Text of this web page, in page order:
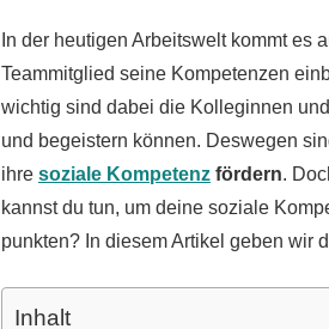
In der heutigen Arbeitswelt kommt es
Teammitglied seine Kompetenzen
wichtig sind dabei die Kolleginnen
und begeistern können. Deswegen
ihre soziale Kompetenz fördern.
kannst du tun, um deine soziale
punkten? In diesem Artikel geben wir
Inhalt